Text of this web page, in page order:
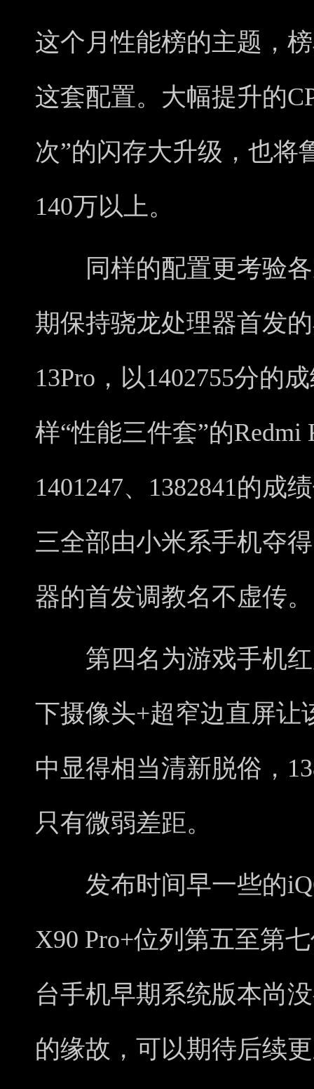
这个月性能榜的主题，
这套配置。大幅提升的
次”的闪存大升级，也将
140万以上。
同样的配置更考验各
期保持骁龙处理器首发
13Pro，以1402755分的
样“性能三件套”的Redmi
1401247、1382841的成
三全部由小米系手机夺
器的首发调教名不虚传。
第四名为游戏手机红
下摄像头+超窄边直屏让
中显得相当清新脱俗，
只有微弱差距。
发布时间早一些的
X90 Pro+位列第五至第
台手机早期系统版本尚
的缘故，可以期待后续